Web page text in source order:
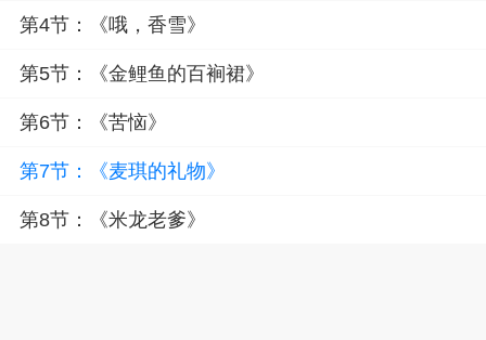
第4节：《哦，香雪》
第5节：《金鲤鱼的百裥裙》
第6节：《苦恼》
第7节：《麦琪的礼物》
第8节：《米龙老爹》